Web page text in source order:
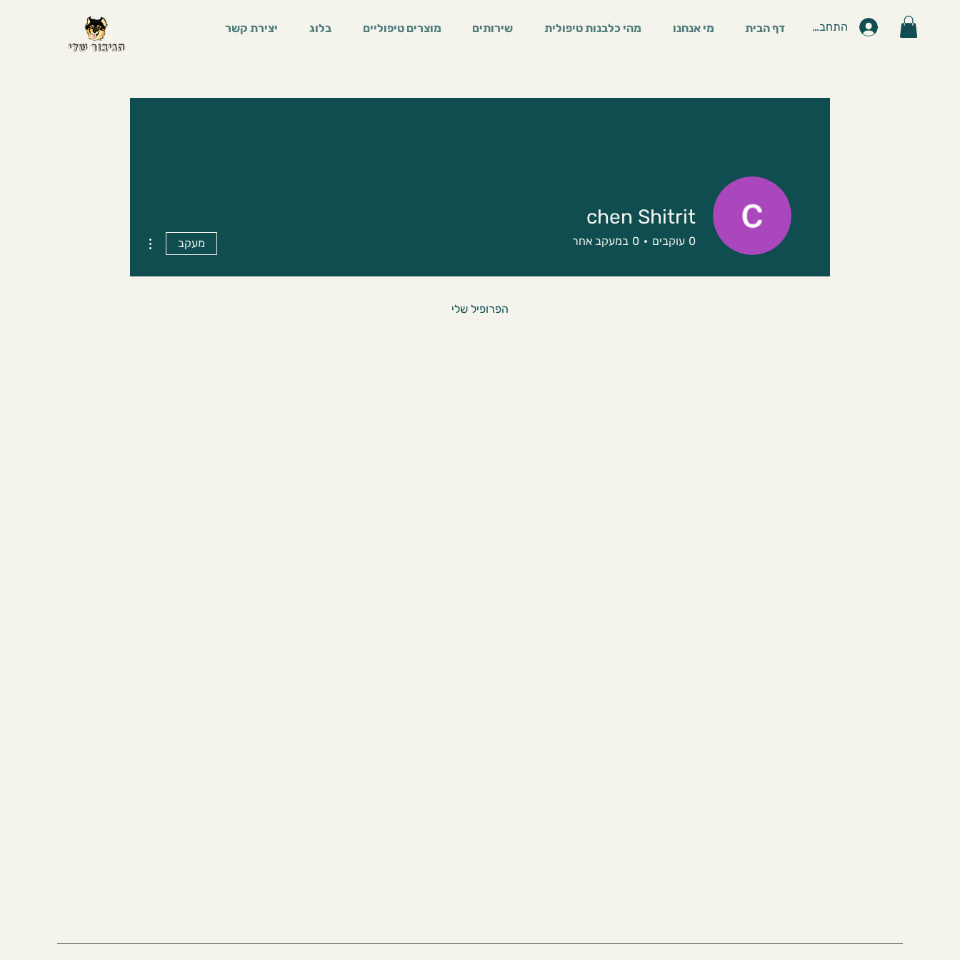
דף הבית מי אנחנו מהי כלבנות טיפולית שירותים מוצרים טיפוליים בלוג יצירת קשר התחברות
chen Shitrit
0 עוקבים 0 במעקב אחר מעקב
הפרופיל שלי